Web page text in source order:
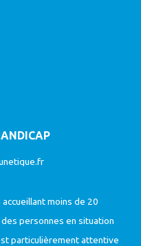
moins de 20
personnes en situation
particulièrement attentive